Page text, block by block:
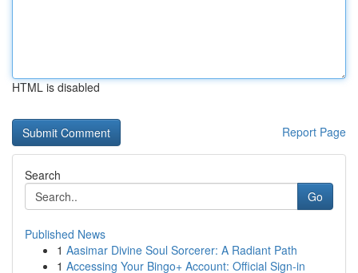
HTML is disabled
Report Page
Search
Go
Published News
1 Aasimar Divine Soul Sorcerer: A Radiant Path
1 Accessing Your Bingo+ Account: Official Sign-in